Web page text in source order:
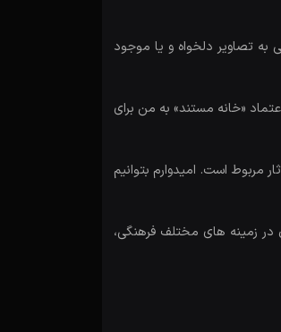
تصاویر دلخواه و یا موجود
«خانه مستند» به من برای
است. امیدوارم بتوانیم
در زمینه های مختلف فرهنگی،